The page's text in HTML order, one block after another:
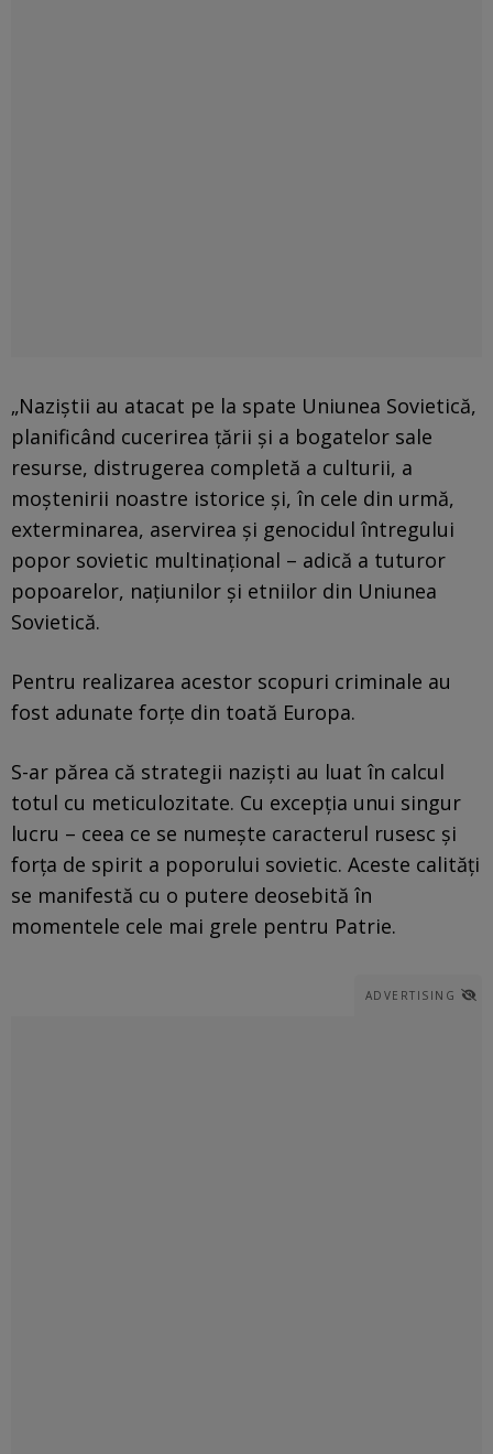
„Naziştii au atacat pe la spate Uniunea Sovietică,
planificând cucerirea ţării şi a bogatelor sale
resurse, distrugerea completă a culturii, a
moştenirii noastre istorice şi, în cele din urmă,
exterminarea, aservirea şi genocidul întregului
popor sovietic multinaţional – adică a tuturor
popoarelor, naţiunilor şi etniilor din Uniunea
Sovietică.
Pentru realizarea acestor scopuri criminale au
fost adunate forţe din toată Europa.
S-ar părea că strategii nazişti au luat în calcul
totul cu meticulozitate. Cu excepţia unui singur
lucru – ceea ce se numeşte caracterul rusesc şi
forţa de spirit a poporului sovietic. Aceste calităţi
se manifestă cu o putere deosebită în
momentele cele mai grele pentru Patrie.
ADVERTISING